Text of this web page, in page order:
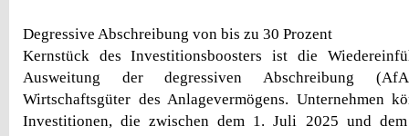
Degressive Abschreibung von bis zu 30 Prozent
Kernstück des Investitionsboosters ist die
Ausweitung der degressiven Abschreibung
Wirtschaftsgüter des Anlagevermögens. Unternehmen
Investitionen, die zwischen dem 1. Juli 2025 und